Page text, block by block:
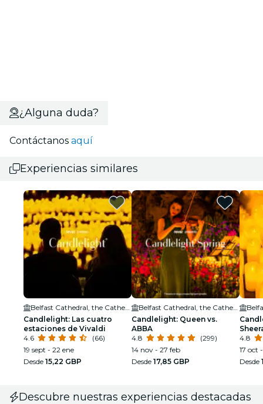
¿Alguna duda?
Contáctanos aquí
Experiencias similares
Candlelight: Las cuatro
estaciones de Vivaldi
4.6
(66)
19 sept - 22 ene
Desde 15,22 GBP
Candlelight: Queen vs.
ABBA
4.8
(299)
14 nov - 27 feb
Desde 17,85 GBP
4.8
17 oct
Desde
Descubre nuestras experiencias destacadas